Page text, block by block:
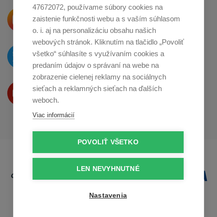
Krásne produkty si priamo hovoria
o zdieľanie naInstagrame
O novinkách píšeme
na Twitteri
Produkty Vám predstavujeme
naYoutube
47672072, používame súbory cookies na
zaistenie funkčnosti webu a s vaším súhlasom
o. i. aj na personalizáciu obsahu našich
webových stránok. Kliknutím na tlačidlo „Povoliť
všetko“ súhlasíte s využívaním cookies a
predaním údajov o správaní na webe na
zobrazenie cielenej reklamy na sociálnych
sieťach a reklamných sieťach na ďalších
weboch.
Viac informácií
POVOLIŤ VŠETKO
LEN NEVYHNUTNÉ
Nastavenia